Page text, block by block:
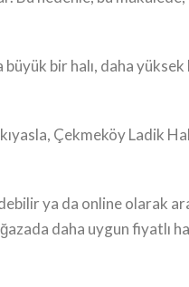
bir halı, daha yüksek
Çekmeköy Ladik
ya da online olarak
daha uygun fiyatlı